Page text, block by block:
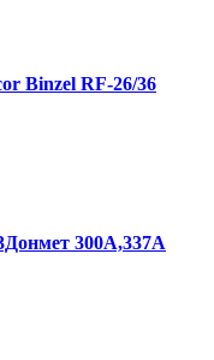
Binzel RF-26/36
300А,337А